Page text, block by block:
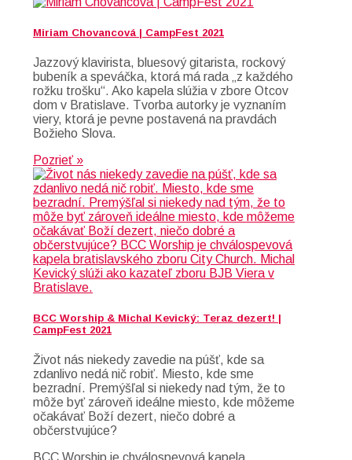
Miriam Chovancová | CampFest 2021
Jazzový klavirista, bluesový gitarista, rockový
bubeník a speváčka, ktorá má rada „z každého
rožku trošku“. Ako kapela slúžia v zbore Otcov
dom v Bratislave. Tvorba autorky je vyznaním
viery, ktorá je pevne postavená na pravdách
Božieho Slova.
Pozrieť »
BCC Worship & Michal Kevický: Teraz dezert! |
CampFest 2021
Život nás niekedy zavedie na púšť, kde sa
zdanlivo nedá nič robiť. Miesto, kde sme
bezradní. Premýšľal si niekedy nad tým, že to
môže byť zároveň ideálne miesto, kde môžeme
očakávať Boží dezert, niečo dobré a
občerstvujúce?